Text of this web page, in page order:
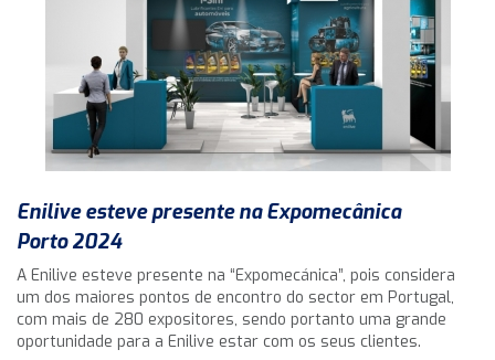
Enilive esteve presente na Expomecânica
Porto 2024
A Enilive esteve presente na “Expomecánica”, pois considera
um dos maiores pontos de encontro do sector em Portugal,
com mais de 280 expositores, sendo portanto uma grande
oportunidade para a Enilive estar com os seus clientes.